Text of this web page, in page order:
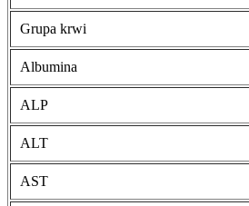
Grupa krwi
Albumina
ALP
ALT
AST